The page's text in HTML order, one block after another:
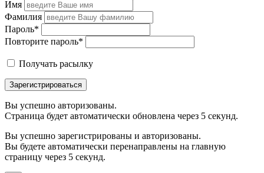
Имя
Фамилия
Пароль*
Повторите пароль*
Получать расылку
Зарегистрироваться
Вы успешно авторизованы.
Страница будет автоматически обновлена через 5 секунд.
Вы успешно зарегистрированы и авторизованы.
Вы будете автоматически перенаправлены на главную
страницу через 5 секунд.